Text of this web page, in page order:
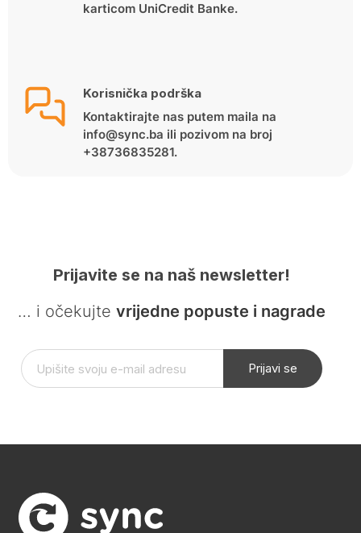
karticom UniCredit Banke.
Korisnička podrška
Kontaktirajte nas putem maila na
info@sync.ba ili pozivom na broj
+38736835281.
Prijavite se na naš newsletter!
… i očekujte vrijedne popuste i nagrade
Prijavi se